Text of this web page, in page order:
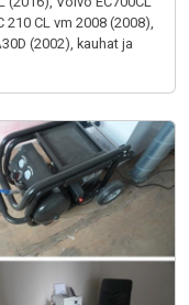
210 CL vm 2008 (2008),
(2002), kauhat ja